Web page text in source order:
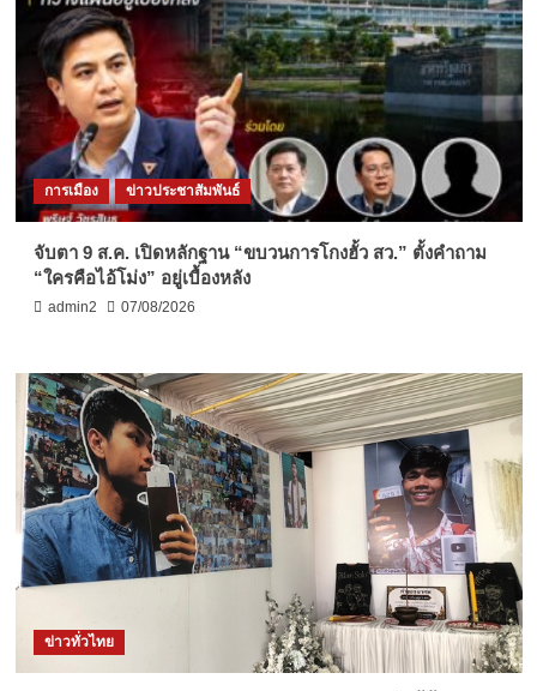
การเมือง ข่าวประชาสัมพันธ์
จับตา 9 ส.ค. เปิดหลักฐาน “ขบวนการโกงฮั้ว สว.” ตั้งคำถาม
“ใครคือไอ้โม่ง” อยู่เบื้องหลัง
admin2 07/08/2026
ข่าวทั่วไทย